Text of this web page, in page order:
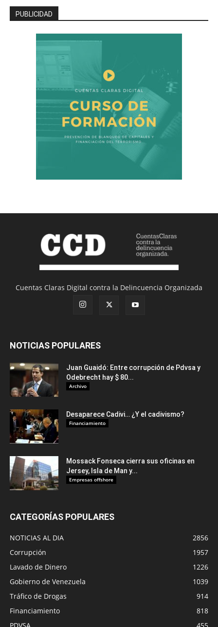
PUBLICIDAD
Cuentas Claras Digital contra la Delincuencia Organizada
NOTICIAS POPULARES
Juan Guaidó: Entre corrupción de Pdvsa y
Odebrecht hay $ 80...
Archivo
Desaparece Cadivi… ¿Y el cadivismo?
Financiamiento
Mossack Fonseca cierra sus oficinas en
Jersey, Isla de Man y...
Empresas offshore
CATEGORÍAS POPULARES
NOTICIAS AL DIA
2856
Corrupción
1957
Lavado de Dinero
1226
Gobierno de Venezuela
1039
Tráfico de Drogas
914
Financiamiento
818